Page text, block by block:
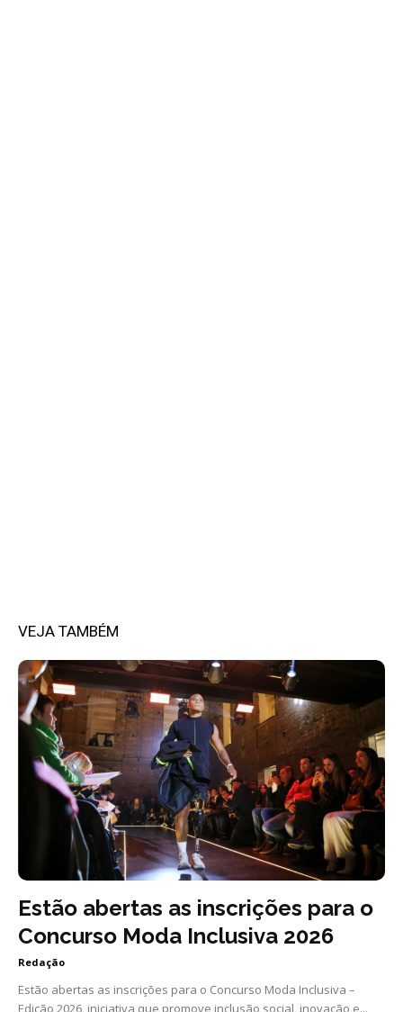
VEJA TAMBÉM
Estão abertas as inscrições para o
Concurso Moda Inclusiva 2026
Redação
Estão abertas as inscrições para o Concurso Moda Inclusiva –
Edição 2026, iniciativa que promove inclusão social, inovação e...